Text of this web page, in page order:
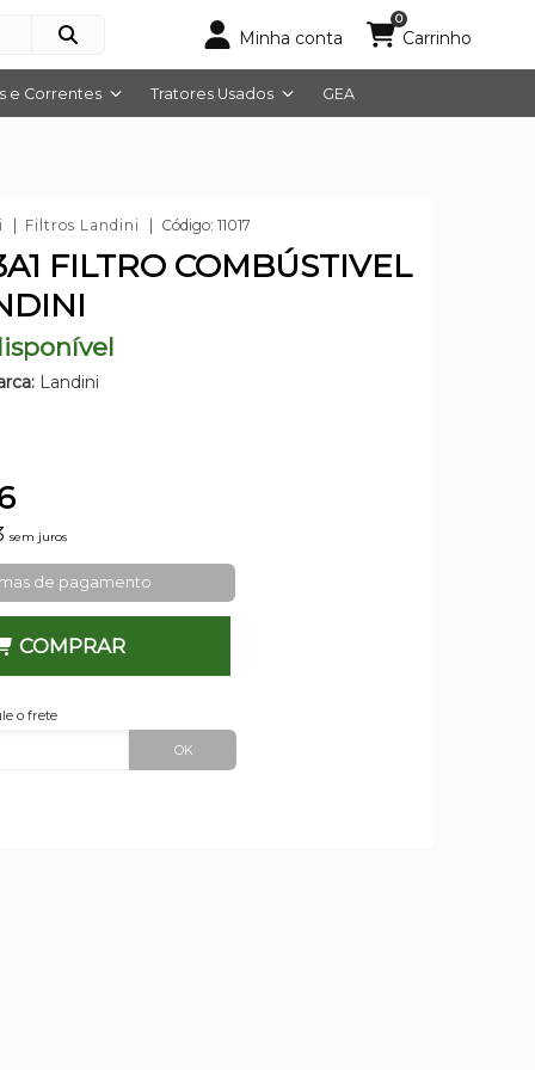
Minha conta
0
Carrinho
e Correntes Tratores Usados GEA
Filtros Landini Código: 11017
FILTRO COMBÚSTIVEL
Landini
sem juros
de pagamento
COMPRAR
o frete
OK